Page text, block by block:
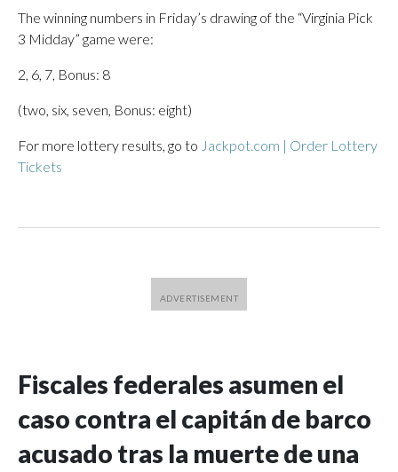
The winning numbers in Friday’s drawing of the “Virginia Pick
3 Midday” game were:
2, 6, 7, Bonus: 8
(two, six, seven, Bonus: eight)
For more lottery results, go to Jackpot.com | Order Lottery
Tickets
Fiscales federales asumen el
caso contra el capitán de barco
acusado tras la muerte de una